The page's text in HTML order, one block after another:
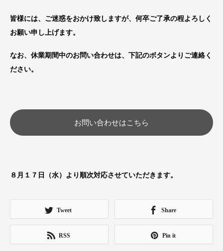
皆様には、ご迷惑をおかけ致しますが、何卒ご了承の程よろしく
お願い申し上げます。
なお、休業期間中のお問い合わせは、下記のボタンよりご連絡く
ださい。
お問い合わせはこちら
８月１７日（水）より順次対応させていただきます。
Tweet Share
RSS Pin it